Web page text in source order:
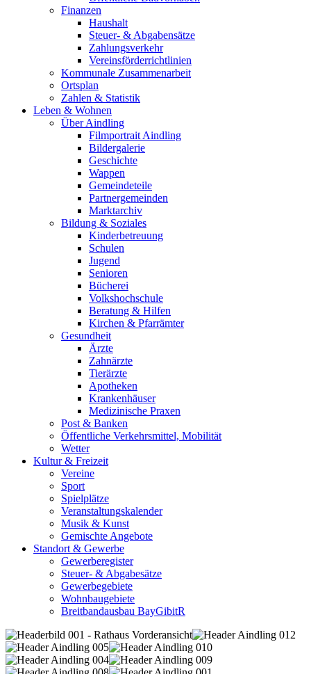
Finanzen
Haushalt
Steuer- & Abgabensätze
Zahlungsverkehr
Vereinsförderrichtlinien
Kommunale Zusammenarbeit
Ortsplan
Zahlen & Statistik
Leben & Wohnen
Über Aindling
Filmportrait Aindling
Bildergalerie
Geschichte
Wappen
Gemeindeteile
Partnergemeinden
Marktarchiv
Bildung & Soziales
Kinderbetreuung
Schulen
Jugend
Senioren
Bücherei
Volkshochschule
Beratung & Hilfen
Kirchen & Pfarrämter
Gesundheit
Ärzte
Zahnärzte
Tierärzte
Apotheken
Krankenhäuser
Medizinische Praxen
Post & Banken
Öffentliche Verkehrsmittel, Mobilität
Wetter
Kultur & Freizeit
Vereine
Sport
Spielplätze
Veranstaltungskalender
Musik & Kunst
Gemischte Angebote
Standort & Gewerbe
Gewerberegister
Steuer- & Abgabesätze
Gewerbegebiete
Wohnbaugebiete
Breitbandausbau BayGibitR